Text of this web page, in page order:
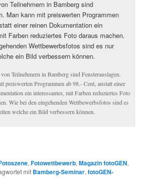
Teilnehmern in Bamberg sind Fensterauslagen.
preiswerten Programmen ab 98.- Cent, anstatt einer
ein interessantes, mit Farben reduziertes Foto
Wie bei den eingehenden Wettbewerbsfotos sind es
welche ein Bild verbessern können.
,Fotowettbewerb,Magazin fotoGEN,
mit Bamberg-Seminar,fotoGEN-